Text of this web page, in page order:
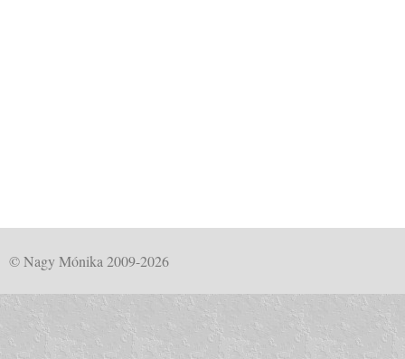
© Nagy Mónika 2009-2026